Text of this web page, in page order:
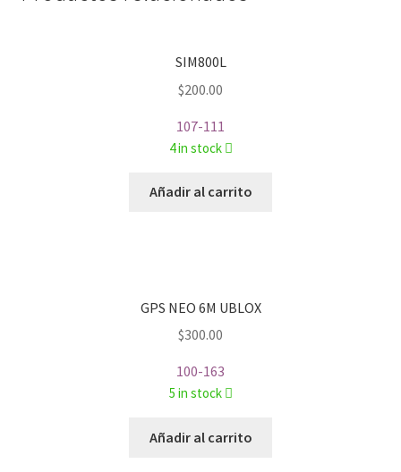
SIM800L
$200.00
107-111
4 in stock
Añadir al carrito
GPS NEO 6M UBLOX
$300.00
100-163
5 in stock
Añadir al carrito